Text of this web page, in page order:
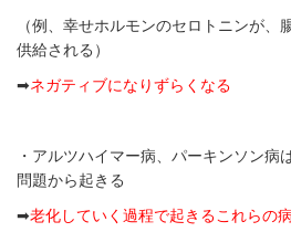
（例、幸せホルモンのセロトニンが、
供給される）
➡ネガティブになりずらくなる
・アルツハイマー病、パーキンソン病
問題から起きる
➡老化していく過程で起きるこれらの